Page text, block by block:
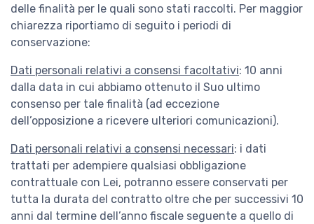
delle finalità per le quali sono stati raccolti. Per maggior
chiarezza riportiamo di seguito i periodi di
conservazione:
Dati personali relativi a consensi facoltativi: 10 anni
dalla data in cui abbiamo ottenuto il Suo ultimo
consenso per tale finalità (ad eccezione
dell’opposizione a ricevere ulteriori comunicazioni).
Dati personali relativi a consensi necessari: i dati
trattati per adempiere qualsiasi obbligazione
contrattuale con Lei, potranno essere conservati per
tutta la durata del contratto oltre che per successivi 10
anni dal termine dell’anno fiscale seguente a quello di